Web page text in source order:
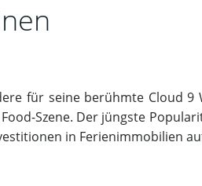
für seine berühmte Cloud 9
Szene. Der jüngste
in Ferienimmobilien